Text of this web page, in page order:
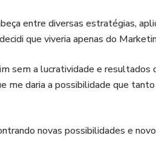
entre diversas estratégias,
que viveria apenas do
sem a lucratividade e resultados
me daria a possibilidade que
novas possibilidades e